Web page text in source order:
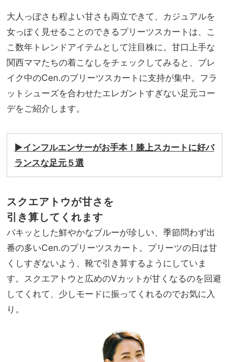
【極
上の
家族
旅】
を
えす
る夏
デ7
選
大人っぽさも程よい甘さも両立できて、カジュアルを
女っぽく見せることのできるプリーツスカートは、こ
こ数年トレンドアイテムとして注目株に。甘口上手な
関西ママたちの着こなしをチェックしてみると、ブレ
イク中のCen.のプリーツスカートに支持が集中。フラ
ットシューズを合わせたエレガントすぎない足元コー
デをご紹介します。
▶︎インフルエンサーがお手本！膝上スカートに好バ
ランスな足元５選
スクエアトウが甘さを
引き算してくれます
パキッとした鮮やかなブルーが珍しい、季節問わず出
番の多いCen.のプリーツスカート。プリーツの日は甘
くしすぎないよう、靴で引き算するようにしていま
す。スクエアトウと広めのVカットが甘くなるのを回避
してくれて、少しモードに振ってくれるのでお気に入
り。